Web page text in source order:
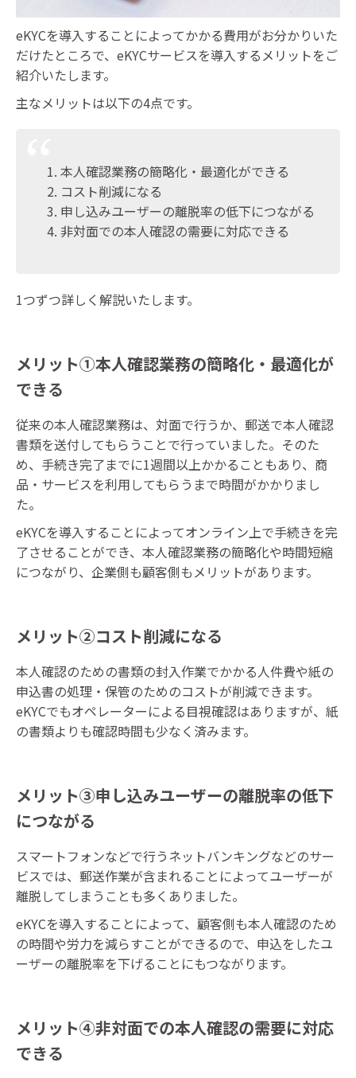
eKYCを導入することによってかかる費用がお分かりいた
だけたところで、eKYCサービスを導入するメリットをご
紹介いたします。
主なメリットは以下の4点です。
本人確認業務の簡略化・最適化ができる
コスト削減になる
申し込みユーザーの離脱率の低下につながる
非対面での本人確認の需要に対応できる
1つずつ詳しく解説いたします。
メリット①本人確認業務の簡略化・最適化が
できる
従来の本人確認業務は、対面で行うか、郵送で本人確認
書類を送付してもらうことで行っていました。そのた
め、手続き完了までに1週間以上かかることもあり、商
品・サービスを利用してもらうまで時間がかかりまし
た。
eKYCを導入することによってオンライン上で手続きを完
了させることができ、本人確認業務の簡略化や時間短縮
につながり、企業側も顧客側もメリットがあります。
メリット②コスト削減になる
本人確認のための書類の封入作業でかかる人件費や紙の
申込書の処理・保管のためのコストが削減できます。
eKYCでもオペレーターによる目視確認はありますが、紙
の書類よりも確認時間も少なく済みます。
メリット③申し込みユーザーの離脱率の低下
につながる
スマートフォンなどで行うネットバンキングなどのサー
ビスでは、郵送作業が含まれることによってユーザーが
離脱してしまうことも多くありました。
eKYCを導入することによって、顧客側も本人確認のため
の時間や労力を減らすことができるので、申込をしたユ
ーザーの離脱率を下げることにもつながります。
メリット④非対面での本人確認の需要に対応
できる